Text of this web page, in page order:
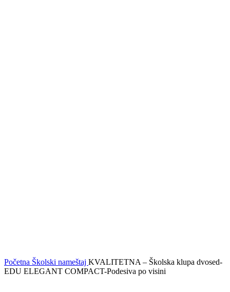
Početna Školski nameštaj KVALITETNA – Školska klupa dvosed-
EDU ELEGANT COMPACT-Podesiva po visini